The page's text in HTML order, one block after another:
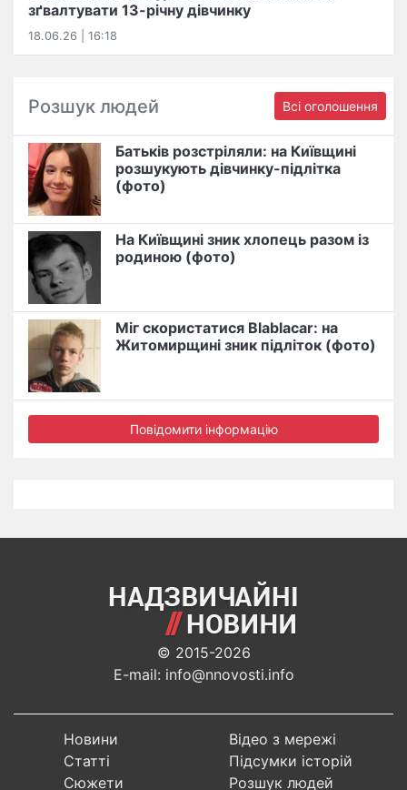
зґвалтувати 13-річну дівчинку
18.06.26 | 16:18
Розшук людей Всі оголошення
Батьків розстріляли: на Київщині
розшукують дівчинку-підлітка
(фото)
На Київщині зник хлопець разом із
родиною (фото)
Міг скористатися Blablacar: на
Житомирщині зник підліток (фото)
Повідомити інформацію
© 2015-2026
E-mail: info@nnovosti.info
Новини
Статті
Сюжети
Відео з мережі
Підсумки історій
Розшук людей